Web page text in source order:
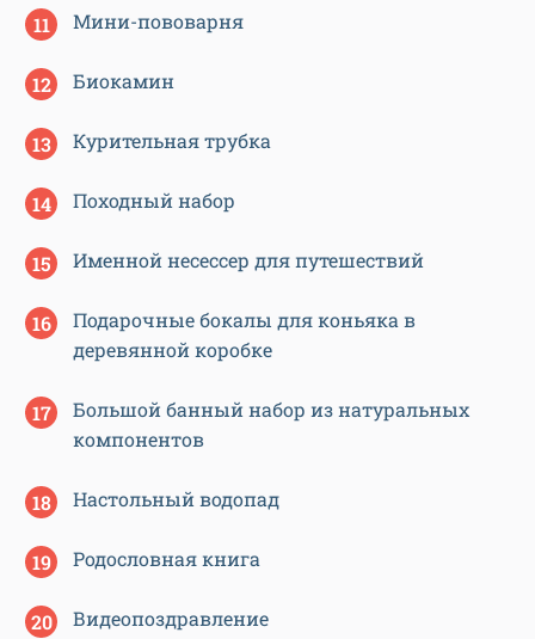
Мини-пововарня
Биокамин
Курительная трубка
Походный набор
Именной несессер для путешествий
Подарочные бокалы для коньяка в
деревянной коробке
Большой банный набор из натуральных
компонентов
Настольный водопад
Родословная книга
Видеопоздравление